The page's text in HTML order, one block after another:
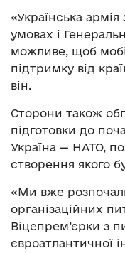
«Українська
умовах і
можливе, щоб
підтримку від
він.
Сторони також
підготовки до
Україна — НАТО,
створення якого
«Ми вже
організаційних
Віцепрем’єрки з
євроатлантичної